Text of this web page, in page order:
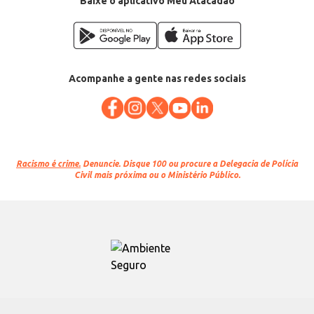
Acompanhe a gente nas redes sociais
Racismo é crime. Denuncie. Disque 100 ou procure a Delegacia de Polícia
Civil mais próxima ou o Ministério Público.